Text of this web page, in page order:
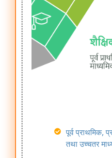
Ucch
Padh
Prabhar
Guest
Faculty
पूर्व प्राथमिक,
तथा उच्चतर